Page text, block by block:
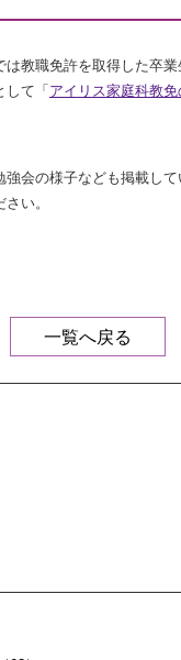
教職免許を取得した卒
して「アイリス家庭科教免
会の様子なども掲載し
い。
一覧へ戻る